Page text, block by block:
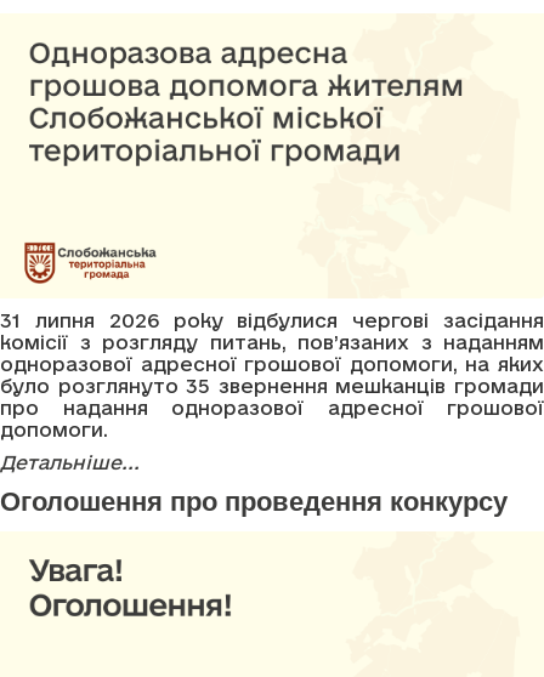
31 липня 2026 року відбулися чергові засідання
комісії з розгляду питань, пов’язаних з наданням
одноразової адресної грошової допомоги, на яких
було розглянуто 35 звернення мешканців громади
про надання одноразової адресної грошової
допомоги.
Детальніше...
Оголошення про проведення конкурсу